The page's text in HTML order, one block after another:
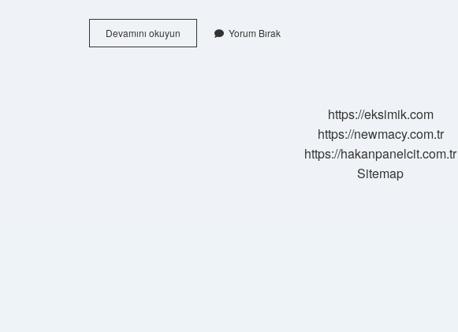
Devamını okuyun
Kutusunda
Yorum Bırak
https://eksimik.com
https://newmacy.com.tr
https://hakanpanelcit.com.tr
Sitemap